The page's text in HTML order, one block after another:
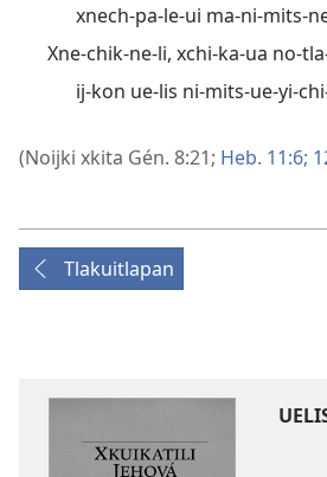
xnech-pa-le-ui ma-ni-mits-
Xne-chik-ne-li, xchi-ka-ua no-
ij-kon ue-lis ni-mits-ue-yi-
(Noijki xkita Gén. 8:21; Heb. 11:6;
Tlakuitlapan